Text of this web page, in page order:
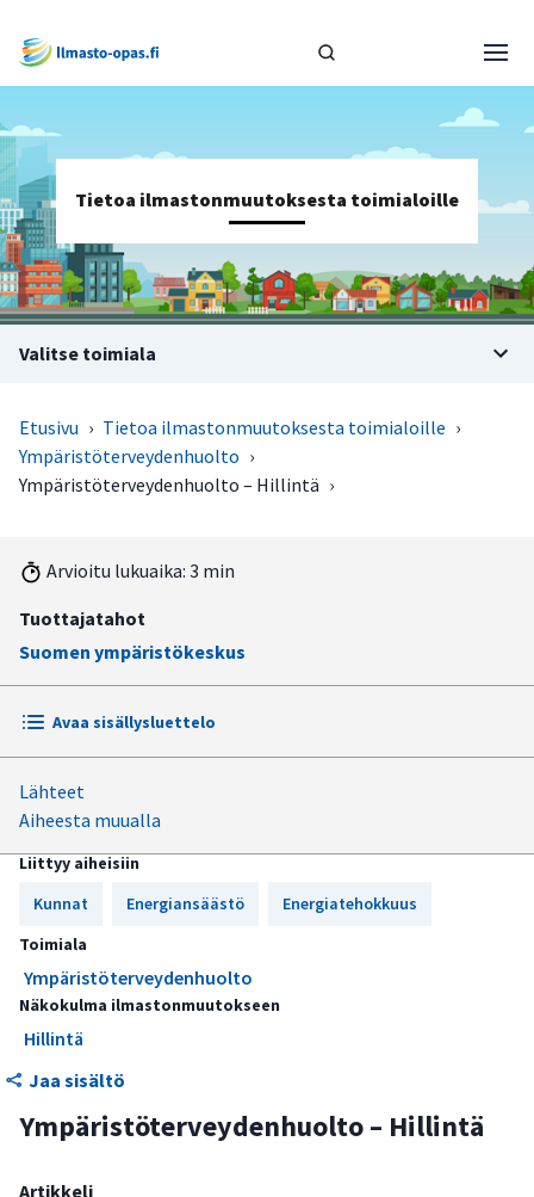
Tietoa ilmastonmuutoksesta toimialoille
Valitse toimiala
Etusivu › Tietoa ilmastonmuutoksesta toimialoille ›
Ympäristöterveydenhuolto ›
Ympäristöterveydenhuolto – Hillintä ›
Arvioitu lukuaika: 3 min
Tuottajatahot
Suomen ympäristökeskus
Avaa sisällysluettelo
Energiansäästö ja energiatehokkuuden parantaminen on
tärkeää kaikessa toiminnassa
Opastusta ja neuvontaa myös ilmastonmuutoksen
hillintätoimiin
Hillinnän toimenpiteitä elintarvikevalvonnassa ja
asumisterveydessä
Lähteet
Aiheesta muualla
Liittyy aiheisiin
Kunnat
Energiansäästö
Energiatehokkuus
Toimiala
Ympäristöterveydenhuolto
Näkokulma ilmastonmuutokseen
Hillintä
Jaa sisältö
Ympäristöterveydenhuolto – Hillintä
Artikkeli